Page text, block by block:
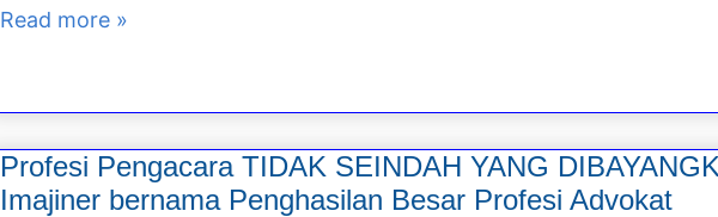
Read more »
Profesi Pengacara TIDAK SEINDAH YANG
Imajiner bernama Penghasilan Besar Profesi Advokat